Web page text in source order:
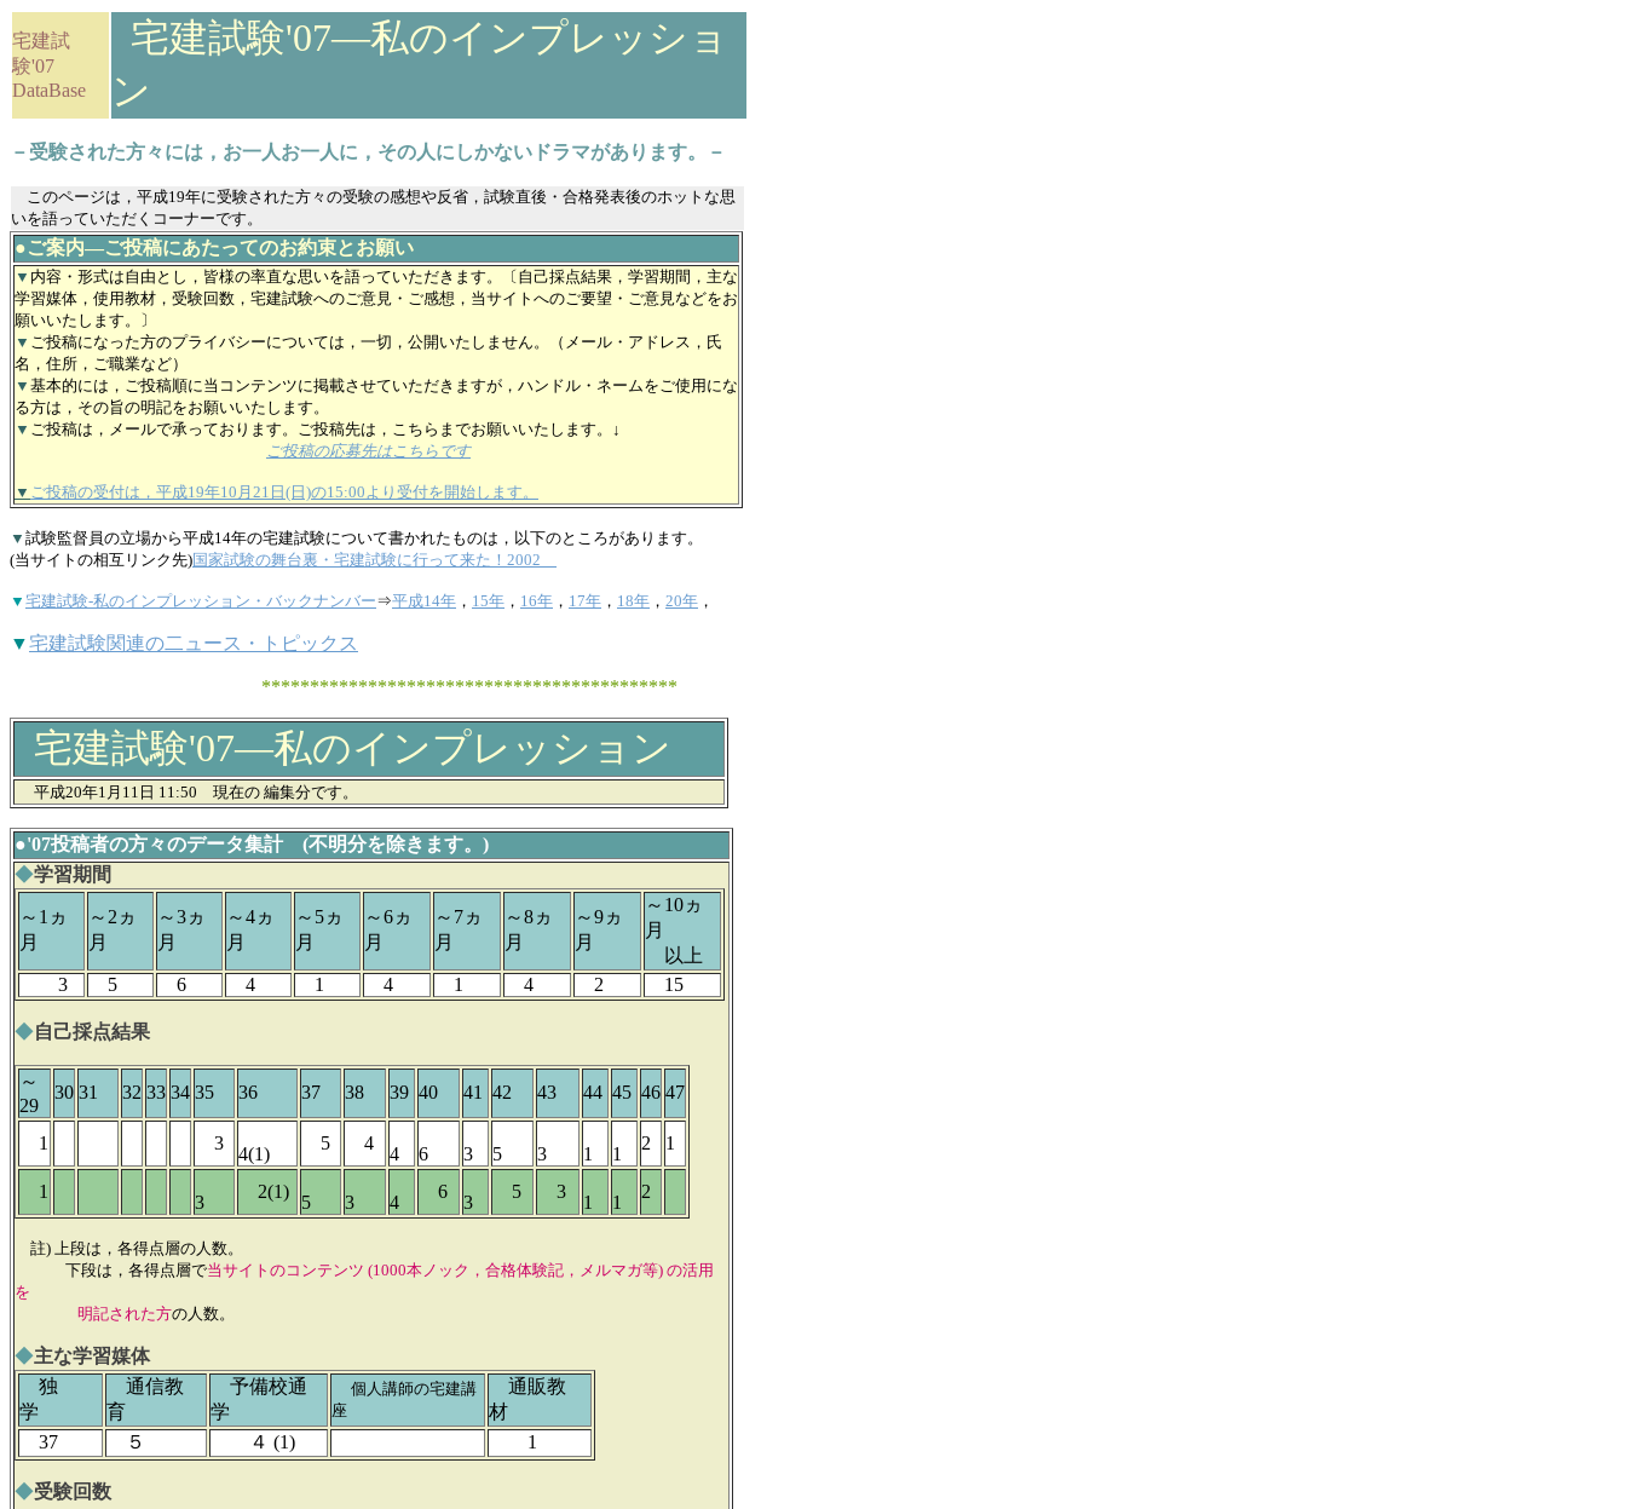
宅建試
験'07
DataBase
宅建試験'07―私のインプレッショ
ン
－受験された方々には，お一人お一人に，その人にしかないドラマがあります。－
このページは，平成19年に受験された方々の受験の感想や反省，試験直後・合格発表後のホットな思
いを語っていただくコーナーです。
●ご案内―ご投稿にあたってのお約束とお願い
▼ 内容・形式は自由とし，皆様の率直な思いを語っていただきます。〔自己採点結果，学習期間，主な
学習媒体，使用教材，受験回数，宅建試験へのご意見・ご感想，当サイトへのご要望・ご意見などをお
願いいたします。〕
▼ ご投稿になった方のプライバシーについては，一切，公開いたしません。（メール・アドレス，氏
名，住所，ご職業など）
▼ 基本的には，ご投稿順に当コンテンツに掲載させていただきますが，ハンドル・ネームをご使用にな
る方は，その旨の明記をお願いいたします。
▼ ご投稿は，メールで承っております。ご投稿先は，こちらまでお願いいたします。↓
ご投稿の応募先はこちらです
▼ ご投稿の受付は，平成19年10月21日(日)の15:00より受付を開始します。
▼ 試験監督員の立場から平成14年の宅建試験について書かれたものは，以下のところがあります。
(当サイトの相互リンク先)国家試験の舞台裏・宅建試験に行って来た！2002
▼ 宅建試験-私のインプレッション・バックナンバー⇒平成14年 ， 15年 ， 16年 ， 17年 ， 18年 ， 20年 ，
▼宅建試験関連の二ュース・トピックス
*******************************************
宅建試験'07―私のインプレッション
平成20年1月11日 11:50 現在の 編集分です。
●'07投稿者の方々のデータ集計 (不明分を除きます。)
◆学習期間
～1ヵ
月
～2ヵ
月
～3ヵ
月
～4ヵ
月
～5ヵ
月
～6ヵ
月
～7ヵ
月
～8ヵ
月
～9ヵ
月
～10ヵ
月
以上
3
5 6 4 1 4 1 4 2 15
◆自己採点結果
～
29
30 31 32 33 34 35 36 37 38 39 40 41 42 43 44 45 46 47
1 3
4(1)
5 4
4 6 3 5 3 1 1
2 1
1
3
2(1)
5 3 4
6
3
5 3
1 1
2
註) 上段は，各得点層の人数。
下段は，各得点層で当サイトのコンテンツ (1000本ノック，合格体験記， メルマガ等) の活用
を
明記された方の人数。
◆主な学習媒体
独
学
通信教
育
予備校通
学
個人講師の宅建講
座
通販教
材
37
５ ４ (1) 1
◆受験回数